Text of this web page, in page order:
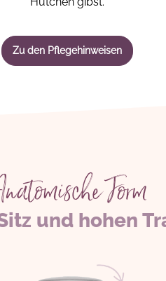
Zu den Pflegehinweisen
Form
und hohen